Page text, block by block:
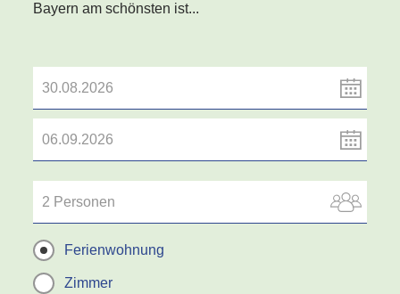
Bayern am schönsten ist...
2 Personen
Ferienwohnung
Zimmer